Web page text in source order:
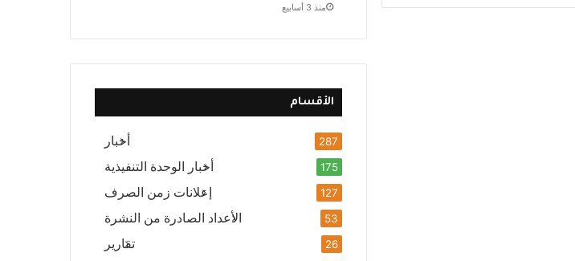
منذ 3 أسابيع
الأقسام
أخبار 287
أخبار الوحدة التنفيذية 175
إعلانات زمن الصرف 127
الأعداد الصادرة من النشرة 53
تقارير 26